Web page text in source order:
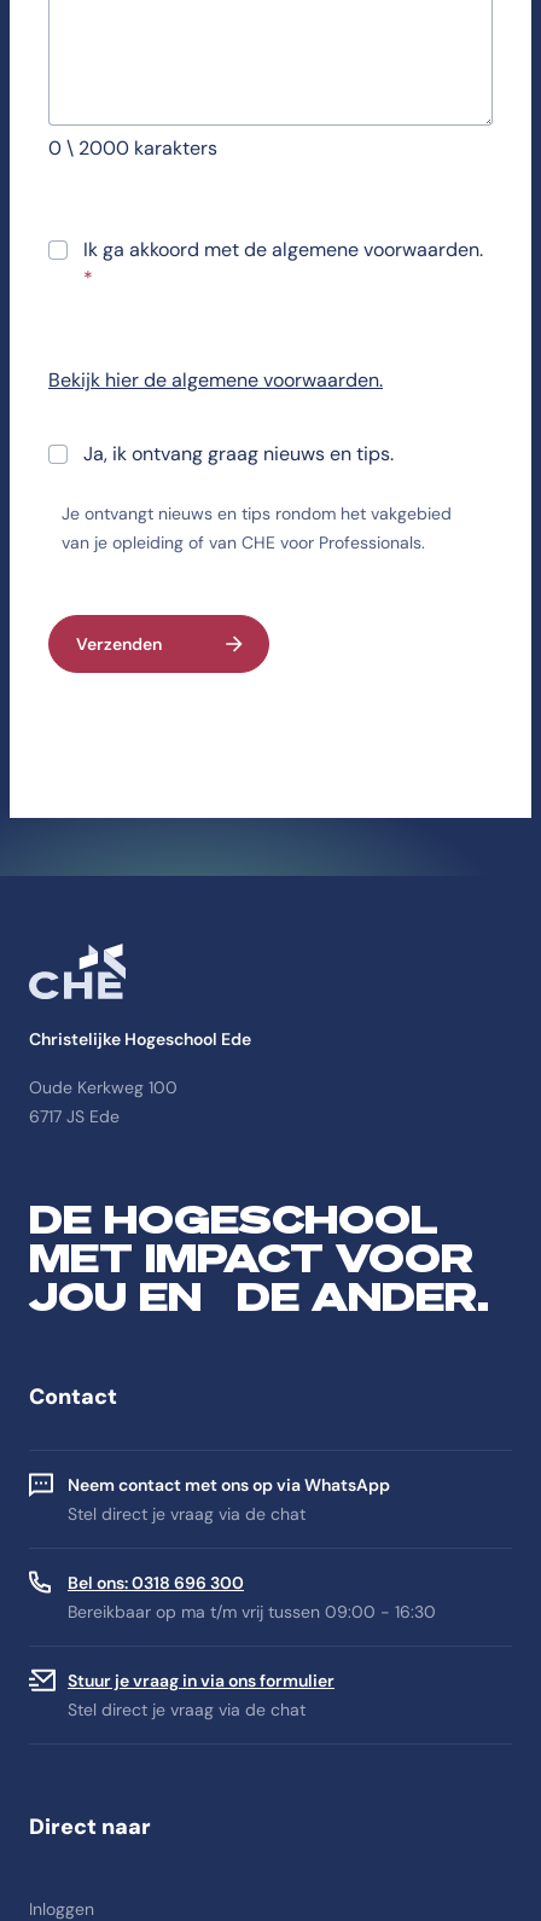
0 \ 2000 karakters
Ik ga akkoord met de algemene voorwaarden.
*
Bekijk hier de algemene voorwaarden.
Ja, ik ontvang graag nieuws en tips.
Je ontvangt nieuws en tips rondom het vakgebied
van je opleiding of van CHE voor Professionals.
Verzenden
Christelijke Hogeschool Ede
Oude Kerkweg 100
6717 JS Ede
DE HOGESCHOOL
MET IMPACT VOOR
JOU EN DE ANDER.
Contact
Neem contact met ons op via WhatsApp
Stel direct je vraag via de chat
Bel ons: 0318 696 300
Bereikbaar op ma t/m vrij tussen 09:00 - 16:30
Stuur je vraag in via ons formulier
Stel direct je vraag via de chat
Direct naar
Inloggen